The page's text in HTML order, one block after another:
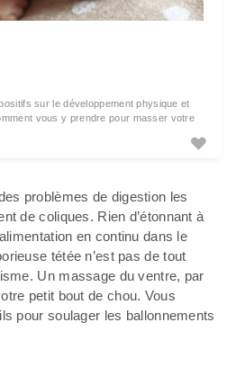
sur le développement physique et
vous y prendre pour masser votre
problèmes de digestion les
de coliques. Rien d’étonnant à
en continu dans le
tétée n’est pas de tout
Un massage du ventre, par
petit bout de chou. Vous
pour soulager les ballonnements